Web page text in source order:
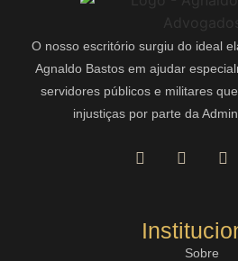
O nosso escritório surgiu do ideal
Agnaldo Bastos em ajudar
servidores públicos e militares
injustiças por parte da
Sobre